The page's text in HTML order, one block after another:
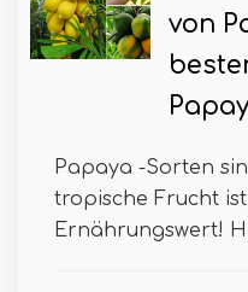
von
Papaya -Sorten
tropische Frucht
Ernährungswert!